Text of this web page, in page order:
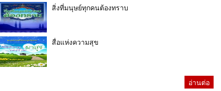
สิ่งที่มนุษย์ทุกคนต้องทราบ
สื่อแห่งความสุข
อ่านต่อ